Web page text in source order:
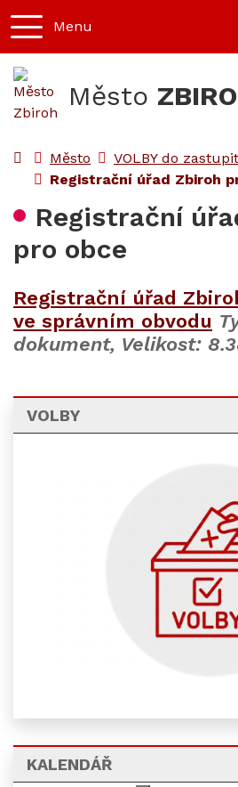
Menu
Město
Úvodní stránka
Město
VOLBY do
Registrační úřad Zbiroh
Registrační
pro obce
Registrační úřad
ve správním obvodu
dokument, Velikost:
VOLBY
KALENDÁŘ